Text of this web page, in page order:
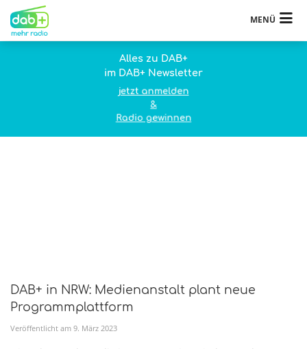
MENÜ
Alles zu DAB+
im DAB+ Newsletter
jetzt anmelden
&
Radio gewinnen
DAB+ in NRW: Medienanstalt plant neue
Programmplattform
Veröffentlicht am 9. März 2023